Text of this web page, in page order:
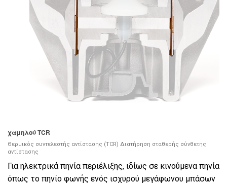
Γλώσσα/Περιοχή
χαμηλού TCR
Θερμικός συντελεστής αντίστασης (TCR) Διατήρηση σταθερής σύνθετης
αντίστασης
Για ηλεκτρικά πηνία περιέλιξης, ιδίως σε κινούμενα πηνία
όπως το πηνίο φωνής ενός ισχυρού μεγάφωνου μπάσων